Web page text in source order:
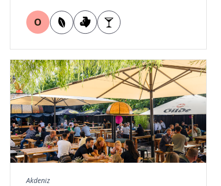
Akdeniz